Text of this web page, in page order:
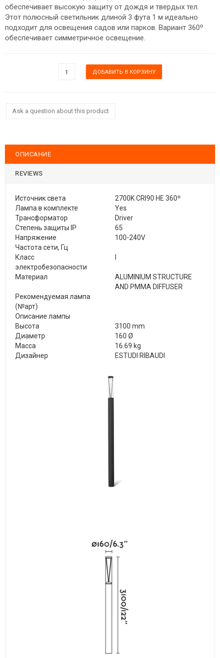
обеспечивает высокую защиту от дождя и твердых тел.
Этот полюсный светильник длиной 3 фута 1 м идеально
подходит для освещения садов или парков. Вариант 360º
обеспечивает симметричное освещение.
Ask a question about this product
ОПИСАНИЕ
REVIEWS
Источник света
2700K CRI90 HE 360º
Лампа в комплекте
Yes
Трансформатор
Driver
Степень защиты IP
65
Напряжение
100-240V
Частота сети, Гц
Класс
электробезопасности
Материал
ALUMINIUM STRUCTURE
AND PMMA DIFFUSER
Рекомендуемая лампа
(№арт)
Описание лампы
Высота
3100 mm
Диаметр
160 Ø
Масса
16.69 kg
Дизайнер
ESTUDI RIBAUDI